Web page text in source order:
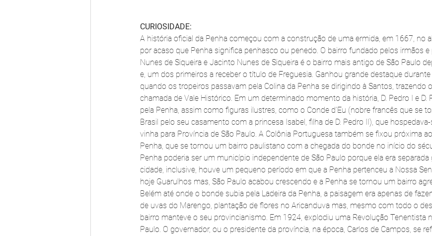
CURIOSIDADE:
A história oficial da Penha começou com a construção de uma ermida, em 1667, no
por acaso que Penha significa penhasco ou penedo. O bairro fundado pelos irmãos
Nunes de Siqueira e Jacinto Nunes de Siqueira é o bairro mais antigo de São Paulo
e, um dos primeiros a receber o título de Freguesia. Ganhou grande destaque
quando os tropeiros passavam pela Colina da Penha se dirigindo à Santos, trazendo
chamada de Vale Histórico. Em um determinado momento da história, D. Pedro I e D.
pela Penha, assim como figuras ilustres, como o Conde d’Eu (nobre francês que se
Brasil pelo seu casamento com a princesa Isabel, filha de D. Pedro II), que
vinha para Província de São Paulo. A Colônia Portuguesa também se fixou próxima
Penha, que se tornou um bairro paulistano com a chegada do bonde no início do
Penha poderia ser um município independente de São Paulo porque ela era
cidade, inclusive, houve um pequeno período em que a Penha pertenceu a Nossa
hoje Guarulhos mas, São Paulo acabou crescendo e a Penha se tornou um bairro
Belém até onde o bonde subia pela Ladeira da Penha, a paisagem era apenas de
de uvas do Marengo, plantação de flores no Aricanduva mas, mesmo com todo o
bairro manteve o seu provincianismo. Em 1924, explodiu uma Revolução Tenentista
Paulo. O governador, ou o presidente da província, na época, Carlos de Campos, se